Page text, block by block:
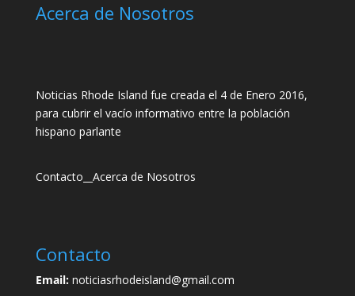
Acerca de Nosotros
Noticias Rhode Island fue creada el 4 de Enero 2016,
para cubrir el vacío informativo entre la población
hispano parlante
Contacto Acerca de Nosotros
Contacto
Email:noticiasrhodeisland@gmail.com